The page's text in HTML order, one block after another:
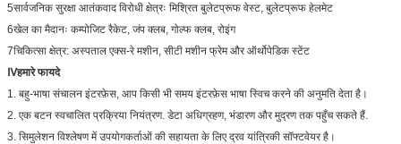
5सार्वजनिक सुरक्षा आतंकवाद विरोधी क्षेत्रः मिश्रित बुलेटप्रूफ वेस्ट, बुलेटप्रूफ हेलमेट
6खेल का मैदानः कम्पोजिट रैकेट, जंप क्लब, गोल्फ क्लब, रोइंग
7चिकित्सा क्षेत्र: अस्पताल एक्स-रे मशीन, सीटी मशीन फ्रेम और ऑर्थोपेडिक स्टेंट
Ⅳहमारे फायदे
1. बहु-भाषा संचालन इंटरफ़ेस, आप किसी भी समय इंटरफ़ेस भाषा स्विच करने की अनुमति देता है।
2. एक बटन स्वचालित प्रक्रिया नियंत्रण. डेटा अधिग्रहण, भंडारण और मुद्रण तक पहुँच सकते हैं.
3. सिमुलेशन विश्लेषण में उपयोगकर्ताओं की सहायता के लिए द्रव यांत्रिकी सॉफ्टवेयर है।